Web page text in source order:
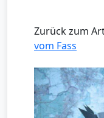
Zurück zum
vom Fass